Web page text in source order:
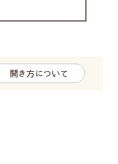
開き方について